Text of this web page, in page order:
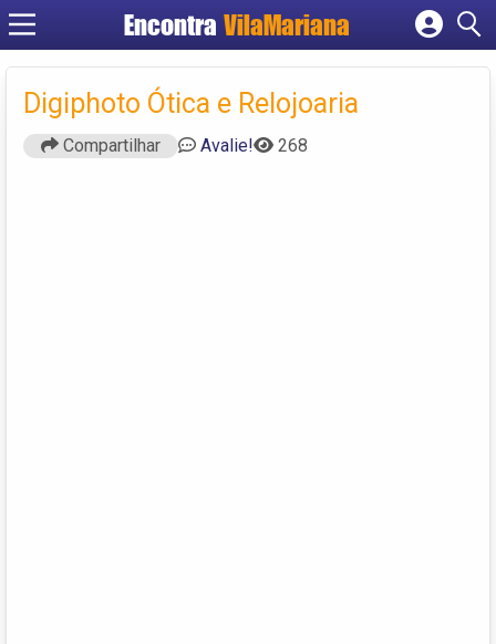
EncontraVilaMariana
Cadastrar empresa
Criar conta
Digiphoto Ótica e Relojoaria
Compartilhar Avalie! 268